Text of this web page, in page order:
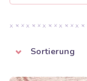
Sortierung